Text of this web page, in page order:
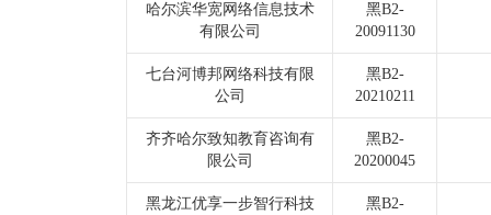
哈尔滨华宽网络信息技术
有限公司
黑B2-
20091130
七台河博邦网络科技有限
公司
黑B2-
20210211
齐齐哈尔致知教育咨询有
限公司
黑B2-
20200045
黑龙江优享一步智行科技
黑B2-